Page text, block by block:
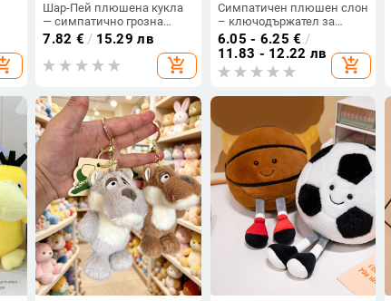
Шар-Пей плюшена кукла
— симпатично грозна
пухкава играчка, висулка
за чанта
7.82 € / 15.29 лв
add_shopping_cart
Симпатичен плюшен слон
– ключодържател за
чанта
6.05 - 6.25 € /
11.83 - 12.22 лв
add_shopping_cart